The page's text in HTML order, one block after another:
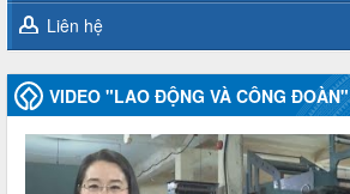
Liên hệ
VIDEO "LAO ĐỘNG VÀ CÔNG ĐOÀN"